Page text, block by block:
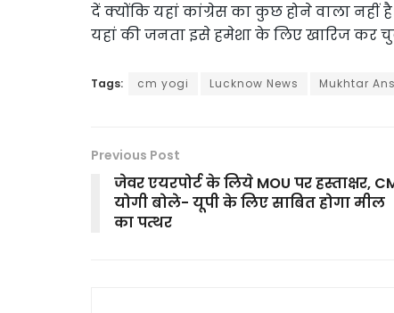
दें क्योंकि यहां कांग्रेस का कुछ होने वाला नहीं
यहां की जनता इसे हमेशा के लिए खारिज कर
Tags: cm yogi Lucknow News Mukhtar
Previous Post
जेवर एयरपोर्ट के लिये MOU पर हस्ताक्षर,
योगी बोले- यूपी के लिए साबित होगा मील
का पत्थर